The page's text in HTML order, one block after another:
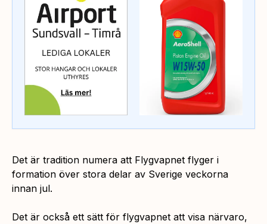
Det är tradition numera att Flygvapnet flyger i
formation över stora delar av Sverige veckorna
innan jul.
Det är också ett sätt för flygvapnet att visa närvaro,